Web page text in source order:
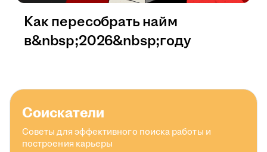
Как пересобрать найм
в&nbsp;2026&nbsp;году
Соискатели
Советы для эффективного поиска работы и
построения карьеры